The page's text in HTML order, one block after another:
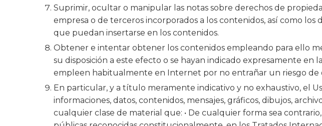
Suprimir, ocultar o manipular las notas sobre derechos de
empresa o de terceros incorporados a los contenidos, así como
que puedan insertarse en los contenidos.
Obtener e intentar obtener los contenidos empleando para ello
su disposición a este efecto o se hayan indicado expresamente
empleen habitualmente en Internet por no entrañar un riesgo de
En particular, y a título meramente indicativo y no exhaustivo, el
informaciones, datos, contenidos, mensajes, gráficos, dibujos,
cualquier clase de material que: • De cualquier forma sea